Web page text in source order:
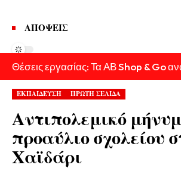
ΑΠΟΨΕΙΣ
Θέσεις εργασίας: Τα ΑΒ Shop & Go
ΕΚΠΑΙΔΕΥΣΗ ΠΡΩΤΗ ΣΕΛΙΔΑ
Αντιπολεμικό
προαύλιο σχολείου
Χαϊδάρι